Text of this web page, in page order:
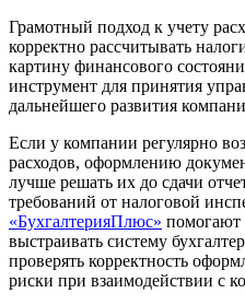
Грамотный подход к учету
корректно рассчитывать
картину финансового
инструмент для принятия
дальнейшего развития
Если у компании регулярно
расходов, оформлению
лучше решать их до сдачи
требований от налоговой
«БухгалтерияПлюс»
выстраивать систему
проверять корректность
риски при взаимодействии с